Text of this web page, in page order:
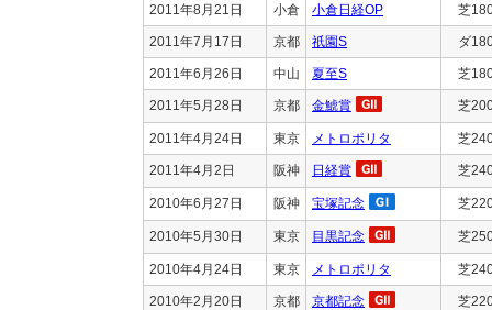
2011年8月21日 小倉 小倉日経OP 芝
2011年7月17日 京都 祇園S ダ
2011年6月26日 中山 夏至S 芝
2011年5月28日 京都 金鯱賞 芝
2011年4月24日 東京 メトロポリタ 芝
2011年4月2日 阪神 日経賞 芝
2010年6月27日 阪神 宝塚記念 芝
2010年5月30日 東京 目黒記念 芝
2010年4月24日 東京 メトロポリタ 芝
2010年2月20日 京都 京都記念 芝